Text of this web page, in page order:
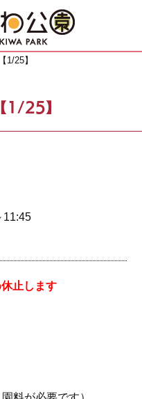
1/25】
1/25】
止します